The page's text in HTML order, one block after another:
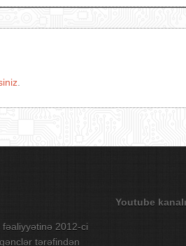
2012-ci
tərəfindən
Youtube